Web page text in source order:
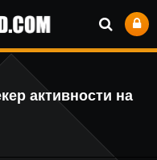
активности на